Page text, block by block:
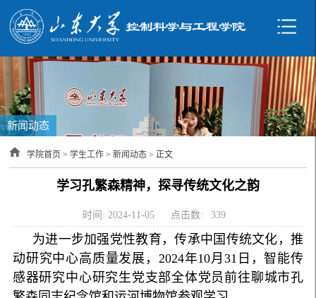
新闻动态
学院首页 >学生工作 >新闻动态 > 正文
学习孔繁森精神，探寻传统文化之韵
时间: 2024-11-05 点击数: 339
为进一步加强党性教育，传承中国传统文化，推
动研究中心高质量发展，2024年10月31日，智能传
感器研究中心研究生党支部全体党员前往聊城市孔